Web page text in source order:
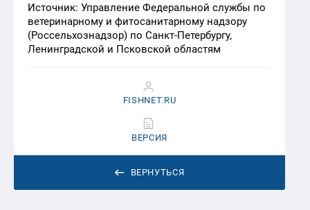
Источник: Управление Федеральной службы по
ветеринарному и фитосанитарному надзору
(Россельхознадзор) по Санкт-Петербургу,
Ленинградской и Псковской областям
ВЕРНУТЬСЯ
FISHNET.RU
ВЕРСИЯ